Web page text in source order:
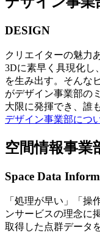
DESIGN
クリエイターの魅力
3Dに素早く具現化し
を生み出す。そんな
がデザイン事業部の
大限に発揮でき、誰
デザイン事業部につ
空間情報事業
Space Data
「処理が早い」「操
ンサービスの理念に
取得した点群データ